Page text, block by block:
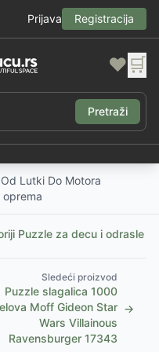
Prijava Registracija
❤️ 🛒
Pretraži
Lutki Do Motora
Puzzle za decu i odrasle
Sledeći proizvod
Puzzle slagalica 1000
Moff Gideon Star
Wars Villainous
Ravensburger 17343
→